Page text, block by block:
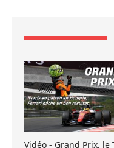
Vidéo - Grand Prix, le